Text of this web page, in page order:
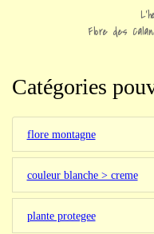
Flore des
Catégories
flore montagne
couleur blanche > creme
plante protegee